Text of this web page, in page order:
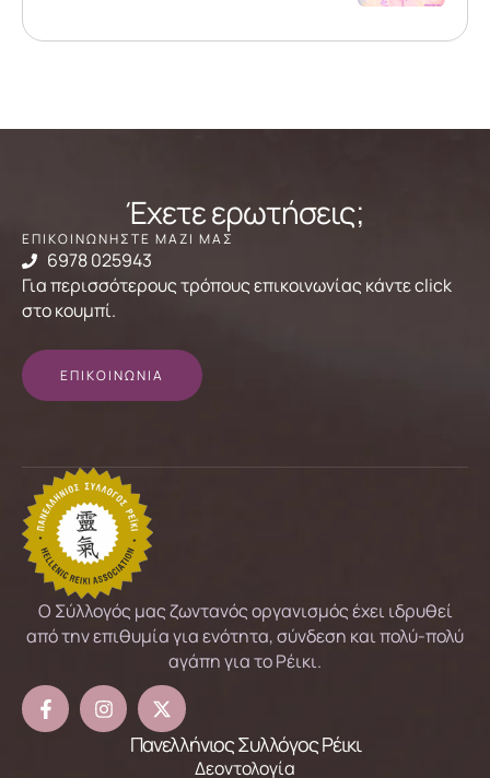
Έχετε ερωτήσεις;
ΕΠΙΚΟΙΝΩΝΗΣΤΕ ΜΑΖΙ ΜΑΣ
6978 025943
Για περισσότερους τρόπους επικοινωνίας κάντε click
στο κουμπί.
ΕΠΙΚΟΙΝΩΝΙΑ
Ο Σύλλογός μας ζωντανός οργανισμός έχει ιδρυθεί
από την επιθυμία για ενότητα, σύνδεση και πολύ-πολύ
αγάπη για το Ρέικι.
Πανελλήνιος Συλλόγος Ρέικι
Δεοντολογία